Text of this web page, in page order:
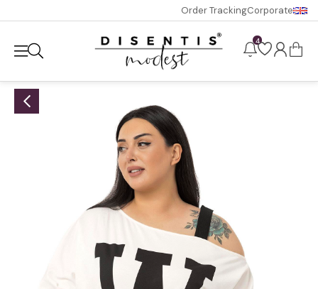
Order TrackingCorporate
4